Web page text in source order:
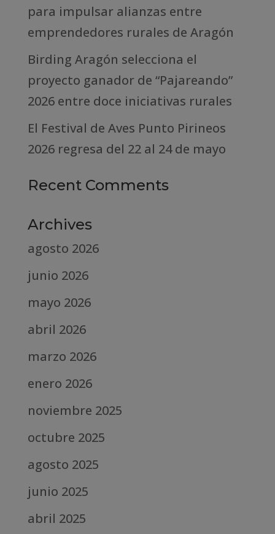
para impulsar alianzas entre
emprendedores rurales de Aragón
Birding Aragón selecciona el
proyecto ganador de “Pajareando”
2026 entre doce iniciativas rurales
El Festival de Aves Punto Pirineos
2026 regresa del 22 al 24 de mayo
Recent Comments
Archives
agosto 2026
junio 2026
mayo 2026
abril 2026
marzo 2026
enero 2026
noviembre 2025
octubre 2025
agosto 2025
junio 2025
abril 2025